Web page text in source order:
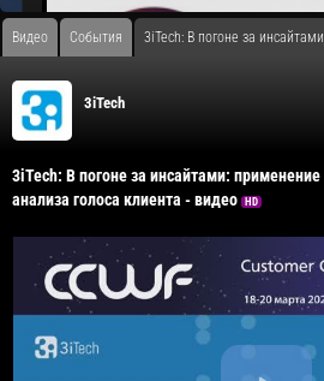
Видео События 3iTech: В погоне за
3iTech
3iTech: В погоне за инсайтами:
анализа голоса клиента - видео
HD